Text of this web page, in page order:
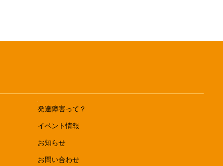
発達障害って？
イベント情報
お知らせ
お問い合わせ